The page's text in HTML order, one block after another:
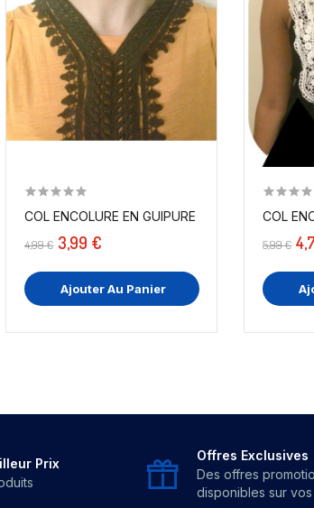
FLEURS...
COL ENCOLURE EN GUIPURE COUTURE NOIR
4,99 € 3,99 €
Ajouter Au Panier
COL
5,99 €
Prix
Offres Exclusives
Des offres
disponibles sur vos